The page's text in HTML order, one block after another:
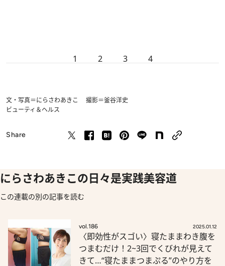
1 2 3 4
文・写真＝にらさわあきこ 撮影＝釜谷洋史
ビューティ＆ヘルス
Share
にらさわあきこの日々是実践美容道
この連載の別の記事を読む
vol.186 2025.01.12
〈即効性がスゴい〉寝たままわき腹を
つまむだけ！2~3回でくびれが見えて
きて…“寝たままつまぷる”のやり方を